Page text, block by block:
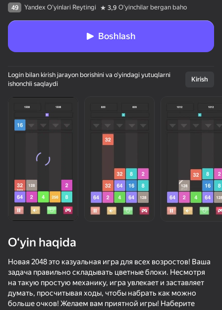
Yuklanmoqda
49 Yandex O'yinlari Reytingi 3,9 Oʻyinchilar bergan baho
Boshlash
Login bilan kirish jarayon borishini va o‘yindagi yutuqlarni
ishonchli saqlaydi
Kirish
O‘yin haqida
Новая 2048 это казуальная игра для всех возростов! Ваша
задача правильно складывать цветные блоки. Несмотря
на такую простую механику, игра увлекает и заставляет
думать, просчитывая ходы, чтобы набрать как можно
больше очков! Желаем вам приятной игры! Наберите